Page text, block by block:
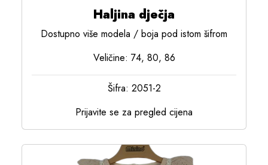
Haljina dječja
Dostupno više modela / boja pod istom šifrom
Veličine: 74, 80, 86
Šifra: 2051-2
Prijavite se za pregled cijena